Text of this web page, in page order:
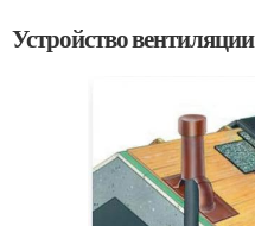
Устройство вентиляции